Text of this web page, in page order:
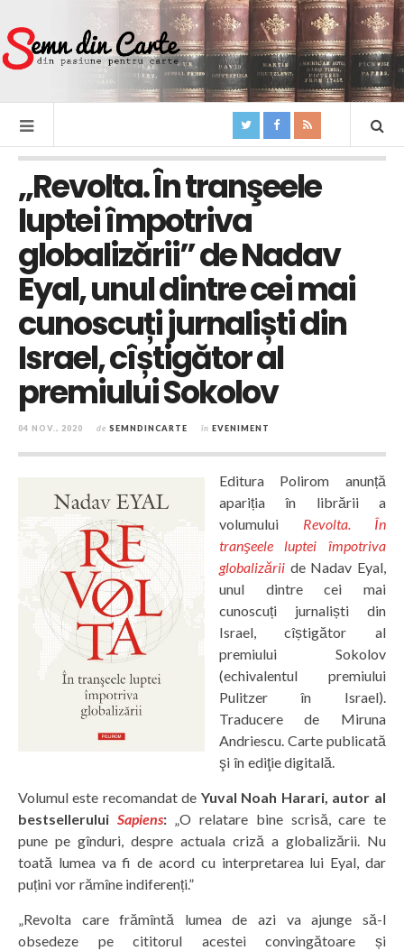
„Revolta. În tranşeele
luptei împotriva
globalizării” de Nadav
Eyal, unul dintre cei mai
cunoscuți jurnaliști din
Israel, cîștigător al
premiului Sokolov
04 NOV., 2020 de SEMNDINCARTE în EVENIMENT
Editura Polirom anunță
apariția în librării a
volumului Revolta. În
tranşeele luptei împotriva
globalizării de Nadav Eyal,
unul dintre cei mai
cunoscuți jurnaliști din
Israel, cîștigător al
premiului Sokolov
(echivalentul premiului
Pulitzer în Israel).
Traducere de Miruna
Andriescu. Carte publicată
şi în ediţie digitală.
Volumul este recomandat de Yuval Noah Harari, autor al
bestsellerului Sapiens: „O relatare bine scrisă, care te
pune pe gînduri, despre actuala criză a globalizării. Nu
toată lumea va fi de acord cu interpretarea lui Eyal, dar
puțini vor rămîne indiferenți.”
„Revolta care frămîntă lumea de azi va ajunge să-l
obsedeze pe cititorul acestei convingătoare și